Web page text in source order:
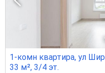
1-комн квартира, ул
33 м², 3/4 эт.